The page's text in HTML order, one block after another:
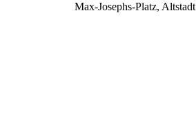
Max-Josephs-Platz, Altstadt